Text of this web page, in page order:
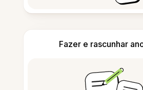
Fazer e rascunhar